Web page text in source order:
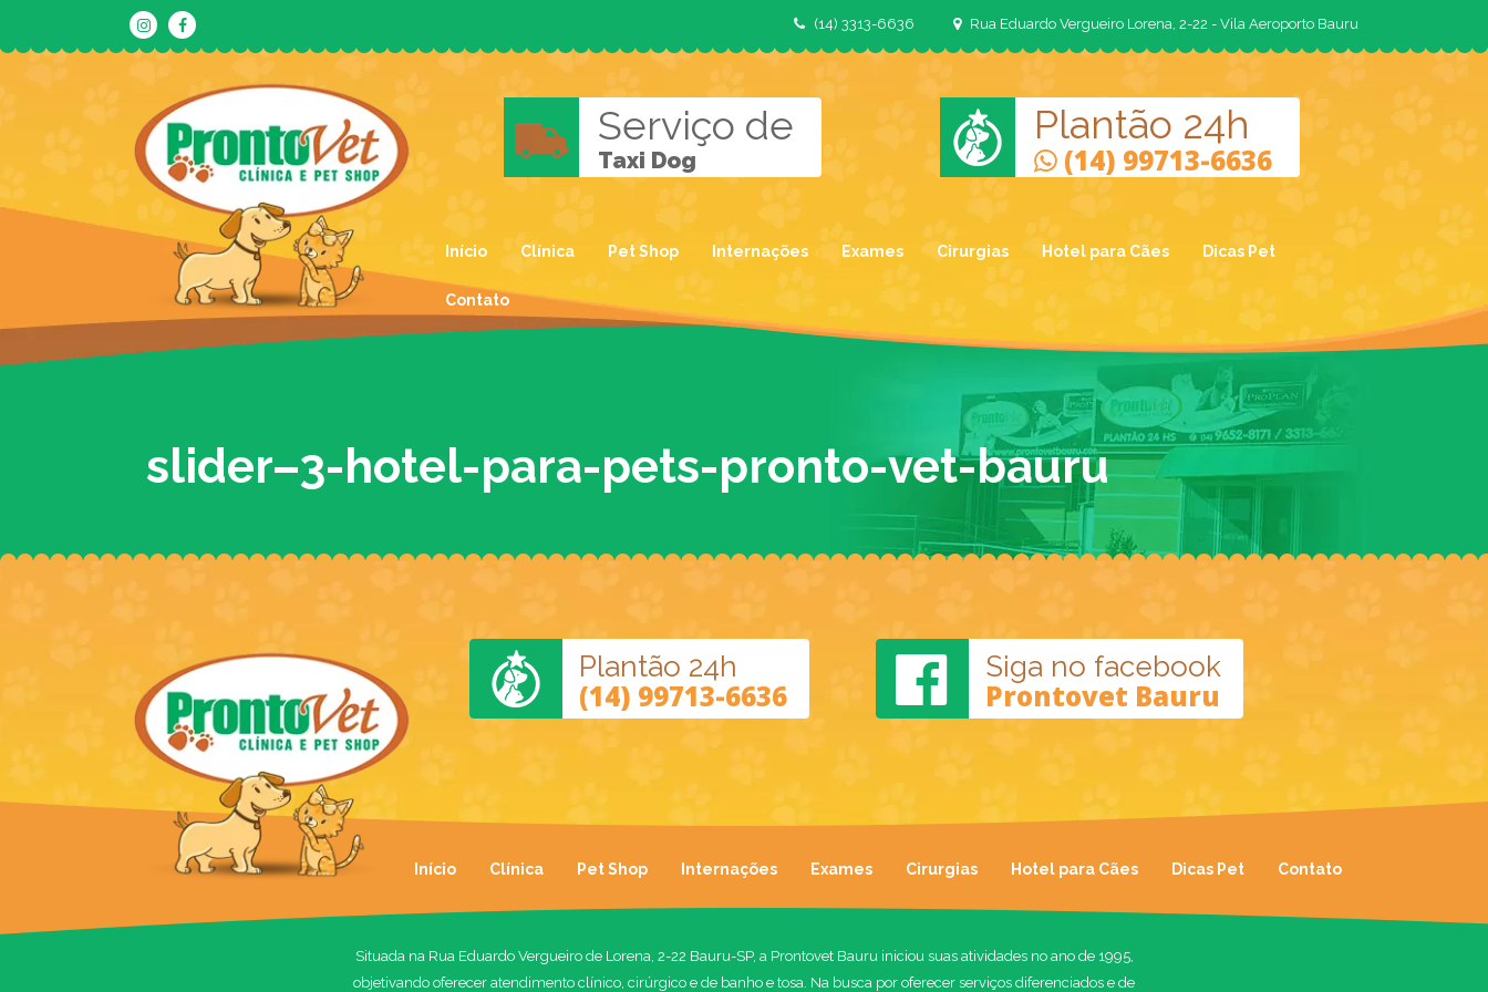
(14) 3313-6636 Rua Eduardo Vergueiro Lorena, 2-22 - Vila Aeroporto Bauru
Serviço de
Taxi Dog
Plantão 24h
(14) 99713-6636
Início Clínica Pet Shop Internações Exames Cirurgias Hotel para Cães Dicas Pet
Contato
slider–3-hotel-para-pets-pronto-vet-bauru
Plantão 24h
(14) 99713-6636
Siga no facebook
Prontovet Bauru
Início Clínica Pet Shop Internações Exames Cirurgias Hotel para Cães Dicas Pet Contato
Situada na Rua Eduardo Vergueiro de Lorena, 2-22 Bauru-SP, a Prontovet Bauru iniciou suas atividades no ano de 1995,
objetivando oferecer atendimento clínico, cirúrgico e de banho e tosa. Na busca por oferecer serviços diferenciados e de